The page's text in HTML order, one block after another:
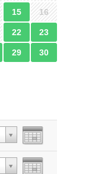
15 16
22 23
29 30